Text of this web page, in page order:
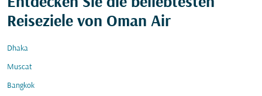
Reiseziele von Oman Air
Dhaka
Muscat
Bangkok